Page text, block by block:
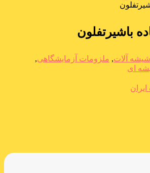
باشیرتفلون
شیشه آلات, ملزومات آزمایشگاهی,
ای